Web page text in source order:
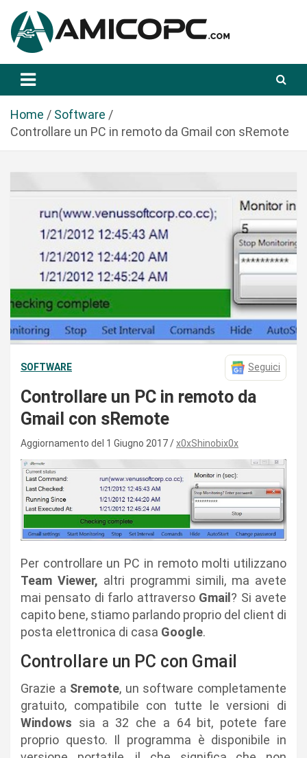
a
Amicopc.com
Home
Software
Controllare un PC in remoto da Gmail con sRemote
SOFTWARE Seguici
Controllare un PC in remoto da
Gmail con sRemote
Aggiornamento del 1 Giugno 2017 x0xShinobix0x
Per controllare un PC in remoto molti utilizzano
Team Viewer, altri programmi simili, ma avete
mai pensato di farlo attraverso Gmail ? Si avete
capito bene, stiamo parlando proprio del client di
posta elettronica di casa Google.
Controllare un PC con Gmail
Grazie a Sremote, un software completamente
gratuito, compatibile con tutte le versioni di
Windows sia a 32 che a 64 bit, potete fare
proprio questo. Il programma è disponibile in